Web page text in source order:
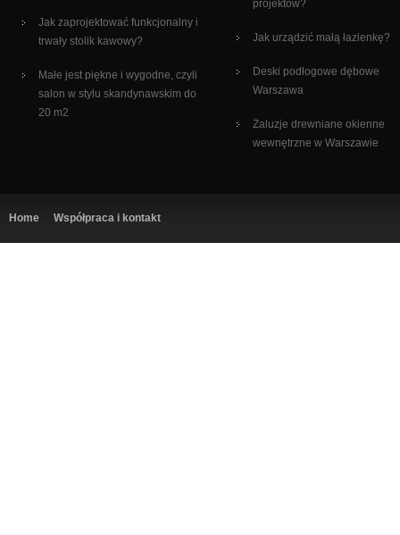
Jak zaprojektować funkcjonalny i
trwały stolik kawowy?
Małe jest piękne i wygodne, czyli
salon w stylu skandynawskim do
20 m2
projektów?
Jak urządzić małą łazienkę?
Deski podłogowe dębowe
Warszawa
Żaluzje drewniane okienne
wewnętrzne w Warszawie
Home Współpraca i kontakt